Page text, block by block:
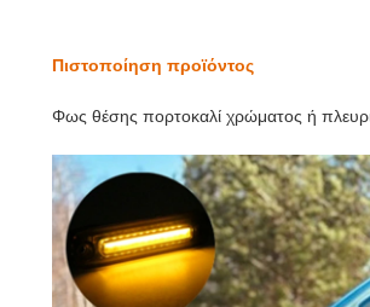
Πιστοποίηση προϊόντος
Φως θέσης πορτοκαλί χρώματος ή